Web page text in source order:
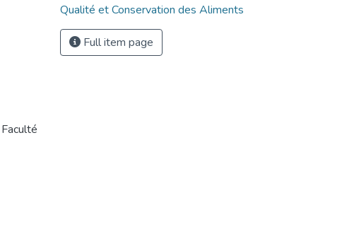
Qualité et Conservation des Aliments
Full item page